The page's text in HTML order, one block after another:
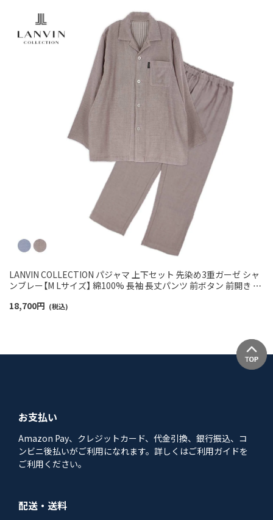
LANVIN COLLECTION パジャマ 上下セット 先染め3重ガーゼ シャ
ンブレー【M Lサイズ】 綿100% 長袖 長丈パンツ 前ボタン 前開き メ
18,700円 (税込)
お支払い
Amazon Pay、クレジットカード、代金引換、銀行振込、コ
ンビニ後払いがご利用になれます。詳しくはご利用ガイドを
ご利用ください。
配送・送料